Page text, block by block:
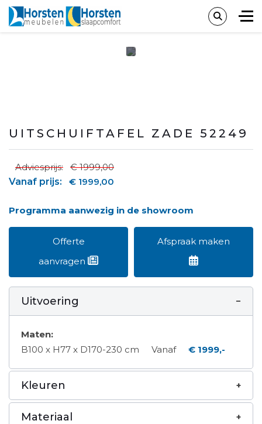
UITSCHUIFTAFEL ZADE 52249
Adviesprijs:
€ 1999,00
Vanaf prijs:
€ 1999,00
Programma aanwezig in de showroom
Offerte
aanvragen
Afspraak maken
Uitvoering
Maten:
B100 x H77 x D170-230 cm
Vanaf € 1999,-
Kleuren
Materiaal